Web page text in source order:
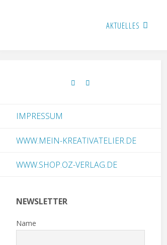
AKTUELLES
IMPRESSUM
WWW.MEIN-KREATIVATELIER.DE
WWW.SHOP.OZ-VERLAG.DE
NEWSLETTER
Name